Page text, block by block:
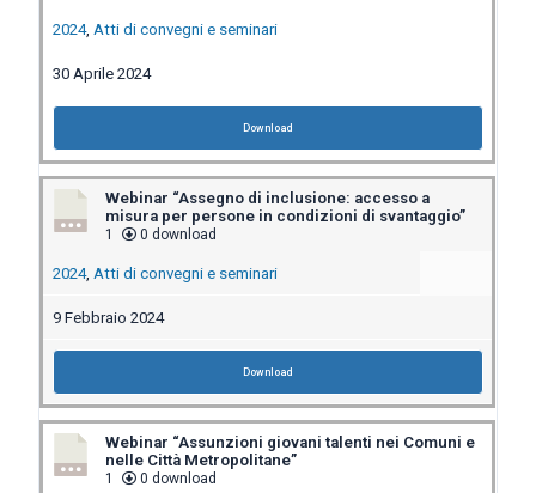
2024, Atti di convegni e seminari
30 Aprile 2024
Download
Webinar “Assegno di inclusione: accesso a
misura per persone in condizioni di svantaggio”
1 0 download
2024, Atti di convegni e seminari
9 Febbraio 2024
Download
Webinar “Assunzioni giovani talenti nei Comuni e
nelle Città Metropolitane”
1 0 download